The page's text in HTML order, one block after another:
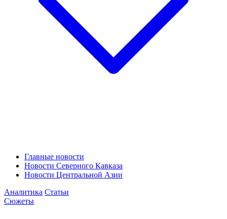
Главные новости
Новости Северного Кавказа
Новости Центральной Азии
Аналитика Статьи
Сюжеты